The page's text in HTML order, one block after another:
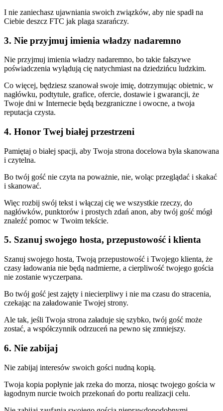
I nie zaniechasz ujawniania swoich związków, aby nie spadł na
Ciebie deszcz FTC jak plaga szarańczy.
3. Nie przyjmuj imienia władzy nadaremno
Nie przyjmuj imienia władzy nadaremno, bo takie fałszywe
poświadczenia wylądują cię natychmiast na dziedzińcu ludzkim.
Co więcej, będziesz szanował swoje imię, dotrzymując obietnic, w
nagłówku, podtytule, grafice, ofercie, dostawie i gwarancji, że
Twoje dni w Internecie będą bezgraniczne i owocne, a twoja
reputacja czysta.
4. Honor Twej białej przestrzeni
Pamiętaj o białej spacji, aby Twoja strona docelowa była skanowana
i czytelna.
Bo twój gość nie czyta na poważnie, nie, woląc przeglądać i skakać
i skanować.
Więc rozbij swój tekst i włączaj cię we wszystkie rzeczy, do
nagłówków, punktorów i prostych zdań anon, aby twój gość mógł
znaleźć pomoc w Twoim tekście.
5. Szanuj swojego hosta, przepustowość i klienta
Szanuj swojego hosta, Twoją przepustowość i Twojego klienta, że
czasy ładowania nie będą nadmierne, a cierpliwość twojego gościa
nie zostanie wyczerpana.
Bo twój gość jest zajęty i niecierpliwy i nie ma czasu do stracenia,
czekając na załadowanie Twojej strony.
Ale tak, jeśli Twoja strona załaduje się szybko, twój gość może
zostać, a współczynnik odrzuceń na pewno się zmniejszy.
6. Nie zabijaj
Nie zabijaj interesów swoich gości nudną kopią.
Twoja kopia popłynie jak rzeka do morza, niosąc twojego gościa w
łagodnym nurcie twoich przekonań do portu realizacji celu.